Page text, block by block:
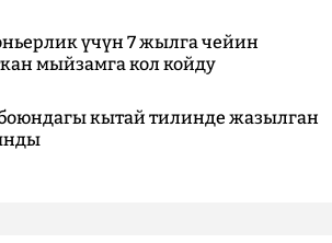
үчүн 7 жылга чейин
мыйзамга кол койду
кытай тилинде жазылган